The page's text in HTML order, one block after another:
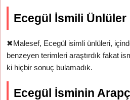
Ecegül İsmili Ünlüler
✖Malesef, Ecegül isimli ünlüleri,
benzeyen terimleri araştırdık fakat
ki hiçbir sonuç bulamadık.
Ecegül İsminin